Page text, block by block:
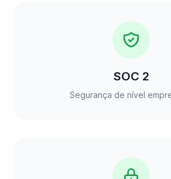
SOC 2
Segurança de nível